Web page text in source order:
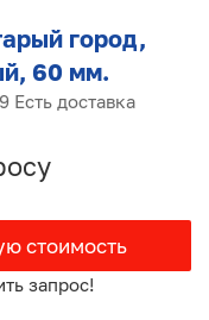
город,
60 мм.
доставка
стоимость
запрос!